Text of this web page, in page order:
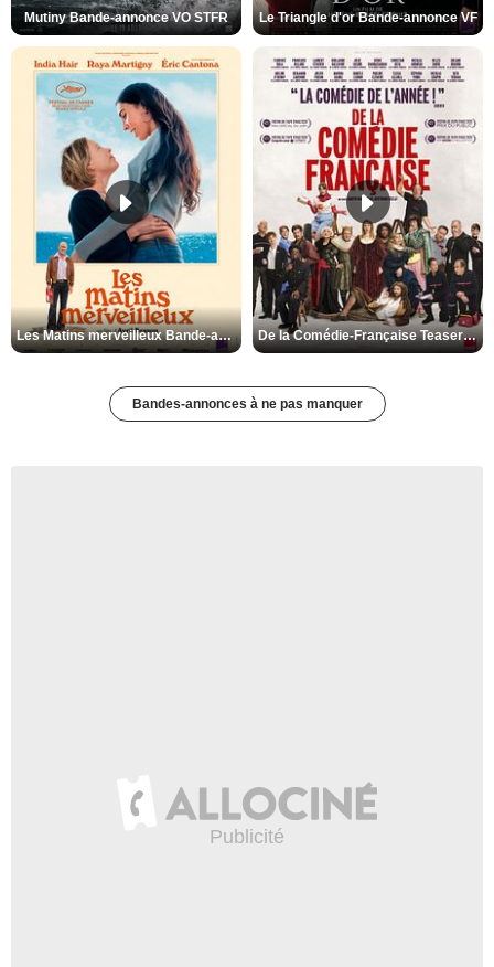
Mutiny Bande-annonce VO STFR Le Triangle d'or Bande-annonce VF
Les Matins merveilleux Bande-annonce VF De la Comédie-Française Teaser VF
Bandes-annonces à ne pas manquer